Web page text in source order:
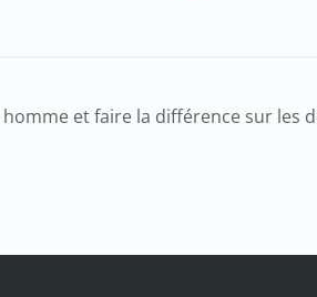
et faire la différence sur les